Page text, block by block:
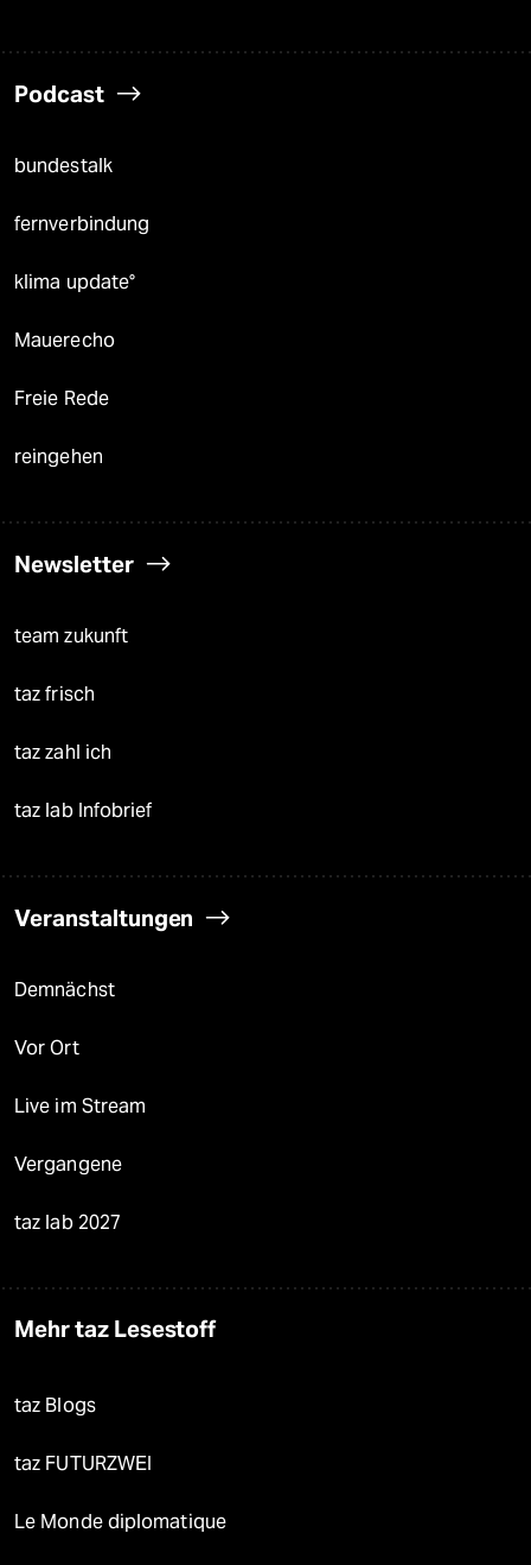
Podcast
bundestalk
fernverbindung
klima update°
Mauerecho
Freie Rede
reingehen
Newsletter
team zukunft
taz frisch
taz zahl ich
taz lab Infobrief
Veranstaltungen
Demnächst
Vor Ort
Live im Stream
Vergangene
taz lab 2027
Mehr taz Lesestoff
taz Blogs
taz FUTURZWEI
Le Monde diplomatique